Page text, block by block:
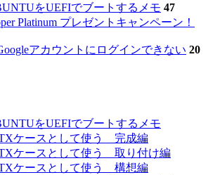
をUEFIでブートするメモ 47
Platinum プレゼントキャンペーン！
アカウントにログインできない 20
をUEFIでブートするメモ
ケースとして使う 完成編
ケースとして使う 取り付け編
ケースとして使う 構想編